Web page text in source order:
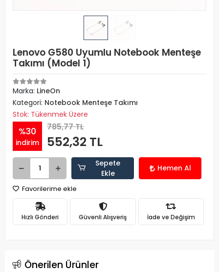
Lenovo G580 Uyumlu Notebook Menteşe
Takımı (Model 1)
Marka: LineOn
Kategori: Notebook Menteşe Takımı
Stok: Tükenmek Üzere
%30
indirim
785,77 TL
552,32 TL
Sepete
Ekle
Hemen Al
Favorilerime ekle
Hızlı Gönderi Güvenli Alışveriş İade ve Değişim
Önerilen Ürünler